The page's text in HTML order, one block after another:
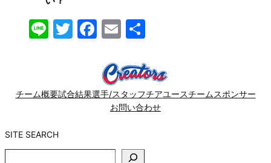
LineTwitter
Facebook
Email
共
チーム概要試合結果選手/スタッフチアユースチームスポンサー
お問い合わせ
SITE SEARCH